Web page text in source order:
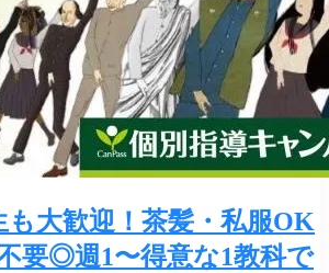
も大歓迎！茶髪・私服OK
要◎週1〜得意な1教科で